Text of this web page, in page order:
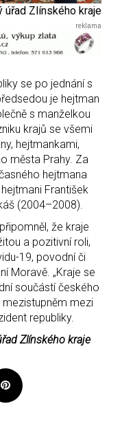
úřad Zlínského kraje
se po jednání s
je hejtman
s manželkou
krajů se všemi
hejtmankami,
města Prahy. Za
hejtmana
František
(2004–2008).
že kraje
a pozitivní roli,
19, povodní či
Moravě. „Kraje se
součástí českého
mezi
republiky.
Zlínského kraje